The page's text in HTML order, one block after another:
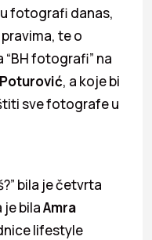
fotografi danas,
te o
fotografi” na
, a koje bi
sve fotografe u
bila je četvrta
bilaAmra
lifestyle